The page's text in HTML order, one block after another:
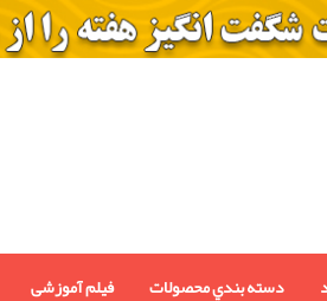
دسته بندي محصولات فیلم آموزشی